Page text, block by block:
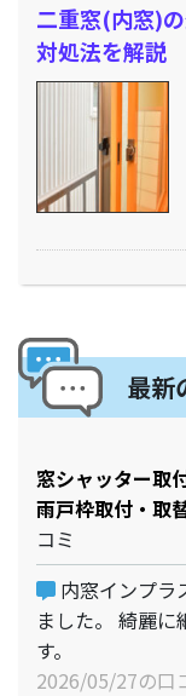
二重窓(内窓)
対処法を解説
最新
窓シャッター
雨戸枠取付・
コミ
内窓インプラ
ました。 綺麗
す。
2026/05/27の口